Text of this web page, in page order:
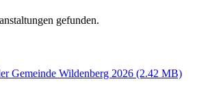
gefunden.
Gemeinde Wildenberg 2026 (2.42 MB)